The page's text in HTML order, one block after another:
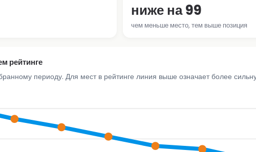
ниже на 99
чем меньше место, тем выше позиция
рейтинге
периоду. Для мест в рейтинге линия выше означает более